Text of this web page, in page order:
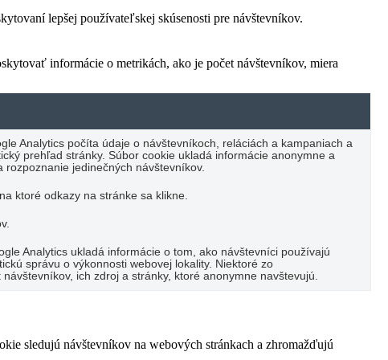
lepšej používateľskej skúsenosti pre návštevníkov.
informácie o metrikách, ako je počet návštevníkov, miera
Analytics počíta údaje o návštevníkoch, reláciách a kampaniach a
prehľad stránky. Súbor cookie ukladá informácie anonymne a
jedinečných návštevníkov.
ktoré odkazy na stránke sa klikne.
Analytics ukladá informácie o tom, ako návštevníci používajú
správu o výkonnosti webovej lokality. Niektoré zo
ich zdroj a stránky, ktoré anonymne navštevujú.
sledujú návštevníkov na webových stránkach a zhromažďujú